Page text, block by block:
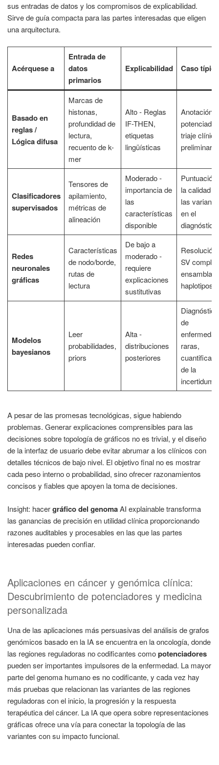
sus entradas de datos y los compromisos de explicabilidad.
Sirve de guía compacta para las partes interesadas que eligen
una arquitectura.
Acérquese a
Entrada de
datos
primarios
Explicabilidad Caso típico
Basado en
reglas /
Lógica difusa
Marcas de
histonas,
profundidad de
lectura,
recuento de k-
mer
Alto - Reglas
IF-THEN,
etiquetas
lingüísticas
Anotación
triaje clínico
preliminar
Clasificadores
supervisados
Tensores de
apilamiento,
métricas de
alineación
Moderado -
importancia de
las
características
disponible
Puntuación
la calidad
las
en el
diagnóstico
Redes
neuronales
gráficas
Características
de nodo/borde,
rutas de
lectura
De bajo a
moderado -
requiere
explicaciones
sustitutivas
Resolución
SV
haplotipos
Modelos
bayesianos
Leer
probabilidades,
priors
Alta -
distribuciones
posteriores
Diagnóstico
de
raras,
de la
A pesar de las promesas tecnológicas, sigue habiendo
problemas. Generar explicaciones comprensibles para las
decisiones sobre topología de gráficos no es trivial, y el diseño
de la interfaz de usuario debe evitar abrumar a los clínicos con
detalles técnicos de bajo nivel. El objetivo final no es mostrar
cada peso interno o probabilidad, sino ofrecer razonamientos
concisos y fiables que apoyen la toma de decisiones.
Insight: hacergráfico del genomaAI explainable transforma
las ganancias de precisión en utilidad clínica proporcionando
razones auditables y procesables en las que las partes
interesadas pueden confiar.
Aplicaciones en cáncer y genómica clínica:
Descubrimiento de potenciadores y medicina
personalizada
Una de las aplicaciones más persuasivas del análisis de grafos
genómicos basado en la IA se encuentra en la oncología, donde
las regiones reguladoras no codificantes comopotenciadores
pueden ser importantes impulsores de la enfermedad. La mayor
parte del genoma humano es no codificante, y cada vez hay
más pruebas que relacionan las variantes de las regiones
reguladoras con el inicio, la progresión y la respuesta
terapéutica del cáncer. La IA que opera sobre representaciones
gráficas ofrece una vía para conectar la topología de las
variantes con su impacto funcional.